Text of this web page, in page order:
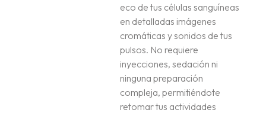
eco de tus células sanguíneas
en detalladas imágenes
cromáticas y sonidos de tus
pulsos. No requiere
inyecciones, sedación ni
ninguna preparación
compleja, permitiéndote
retomar tus actividades